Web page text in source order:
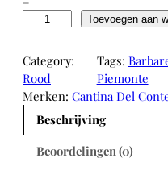
r
b
a
r
Toevoegen aan
Category:
Rood
Tags:
Piemonte
Merken: Cantina Del
Beschrijving
Beoordelingen (0)